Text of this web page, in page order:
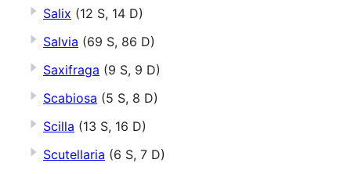
Salix (12 S, 14 D)
Salvia (69 S, 86 D)
Saxifraga (9 S, 9 D)
Scabiosa (5 S, 8 D)
Scilla (13 S, 16 D)
Scutellaria (6 S, 7 D)